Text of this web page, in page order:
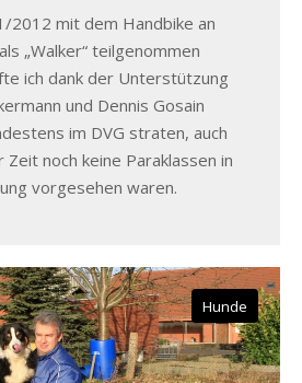
2012 mit dem Handbike an
„Walker“ teilgenommen
ich dank der Unterstützung
und Dennis Gosain
im DVG straten, auch
noch keine Paraklassen in
vorgesehen waren.
Hunde